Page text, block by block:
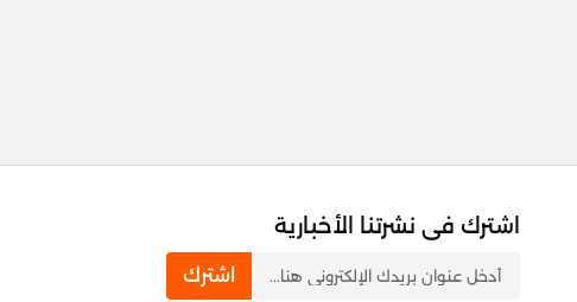
اشترك فى نشرتنا الأخبارية
اشترك